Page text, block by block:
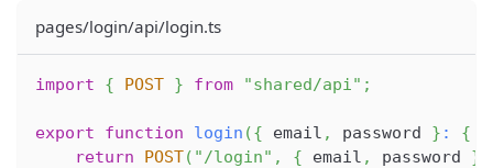
pages/login/api/login.ts
import { POST } from "shared/api" ;
export function login ({ email , password } : {
return
POST( "/login" , { email , password }